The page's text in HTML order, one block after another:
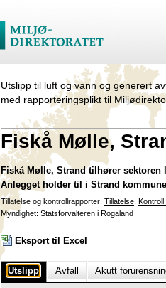
Utslipp til luft og vann og generert
med rapporteringsplikt til
Fiskå Mølle,
Fiskå Mølle, Strand tilhører
Anlegget holder til i Strand
Tillatelse og kontrollrapporter: Tillatelse Kontroll
Myndighet: Statsforvalteren i Rogaland
Eksport til Excel
Utslipp Avfall Akutt